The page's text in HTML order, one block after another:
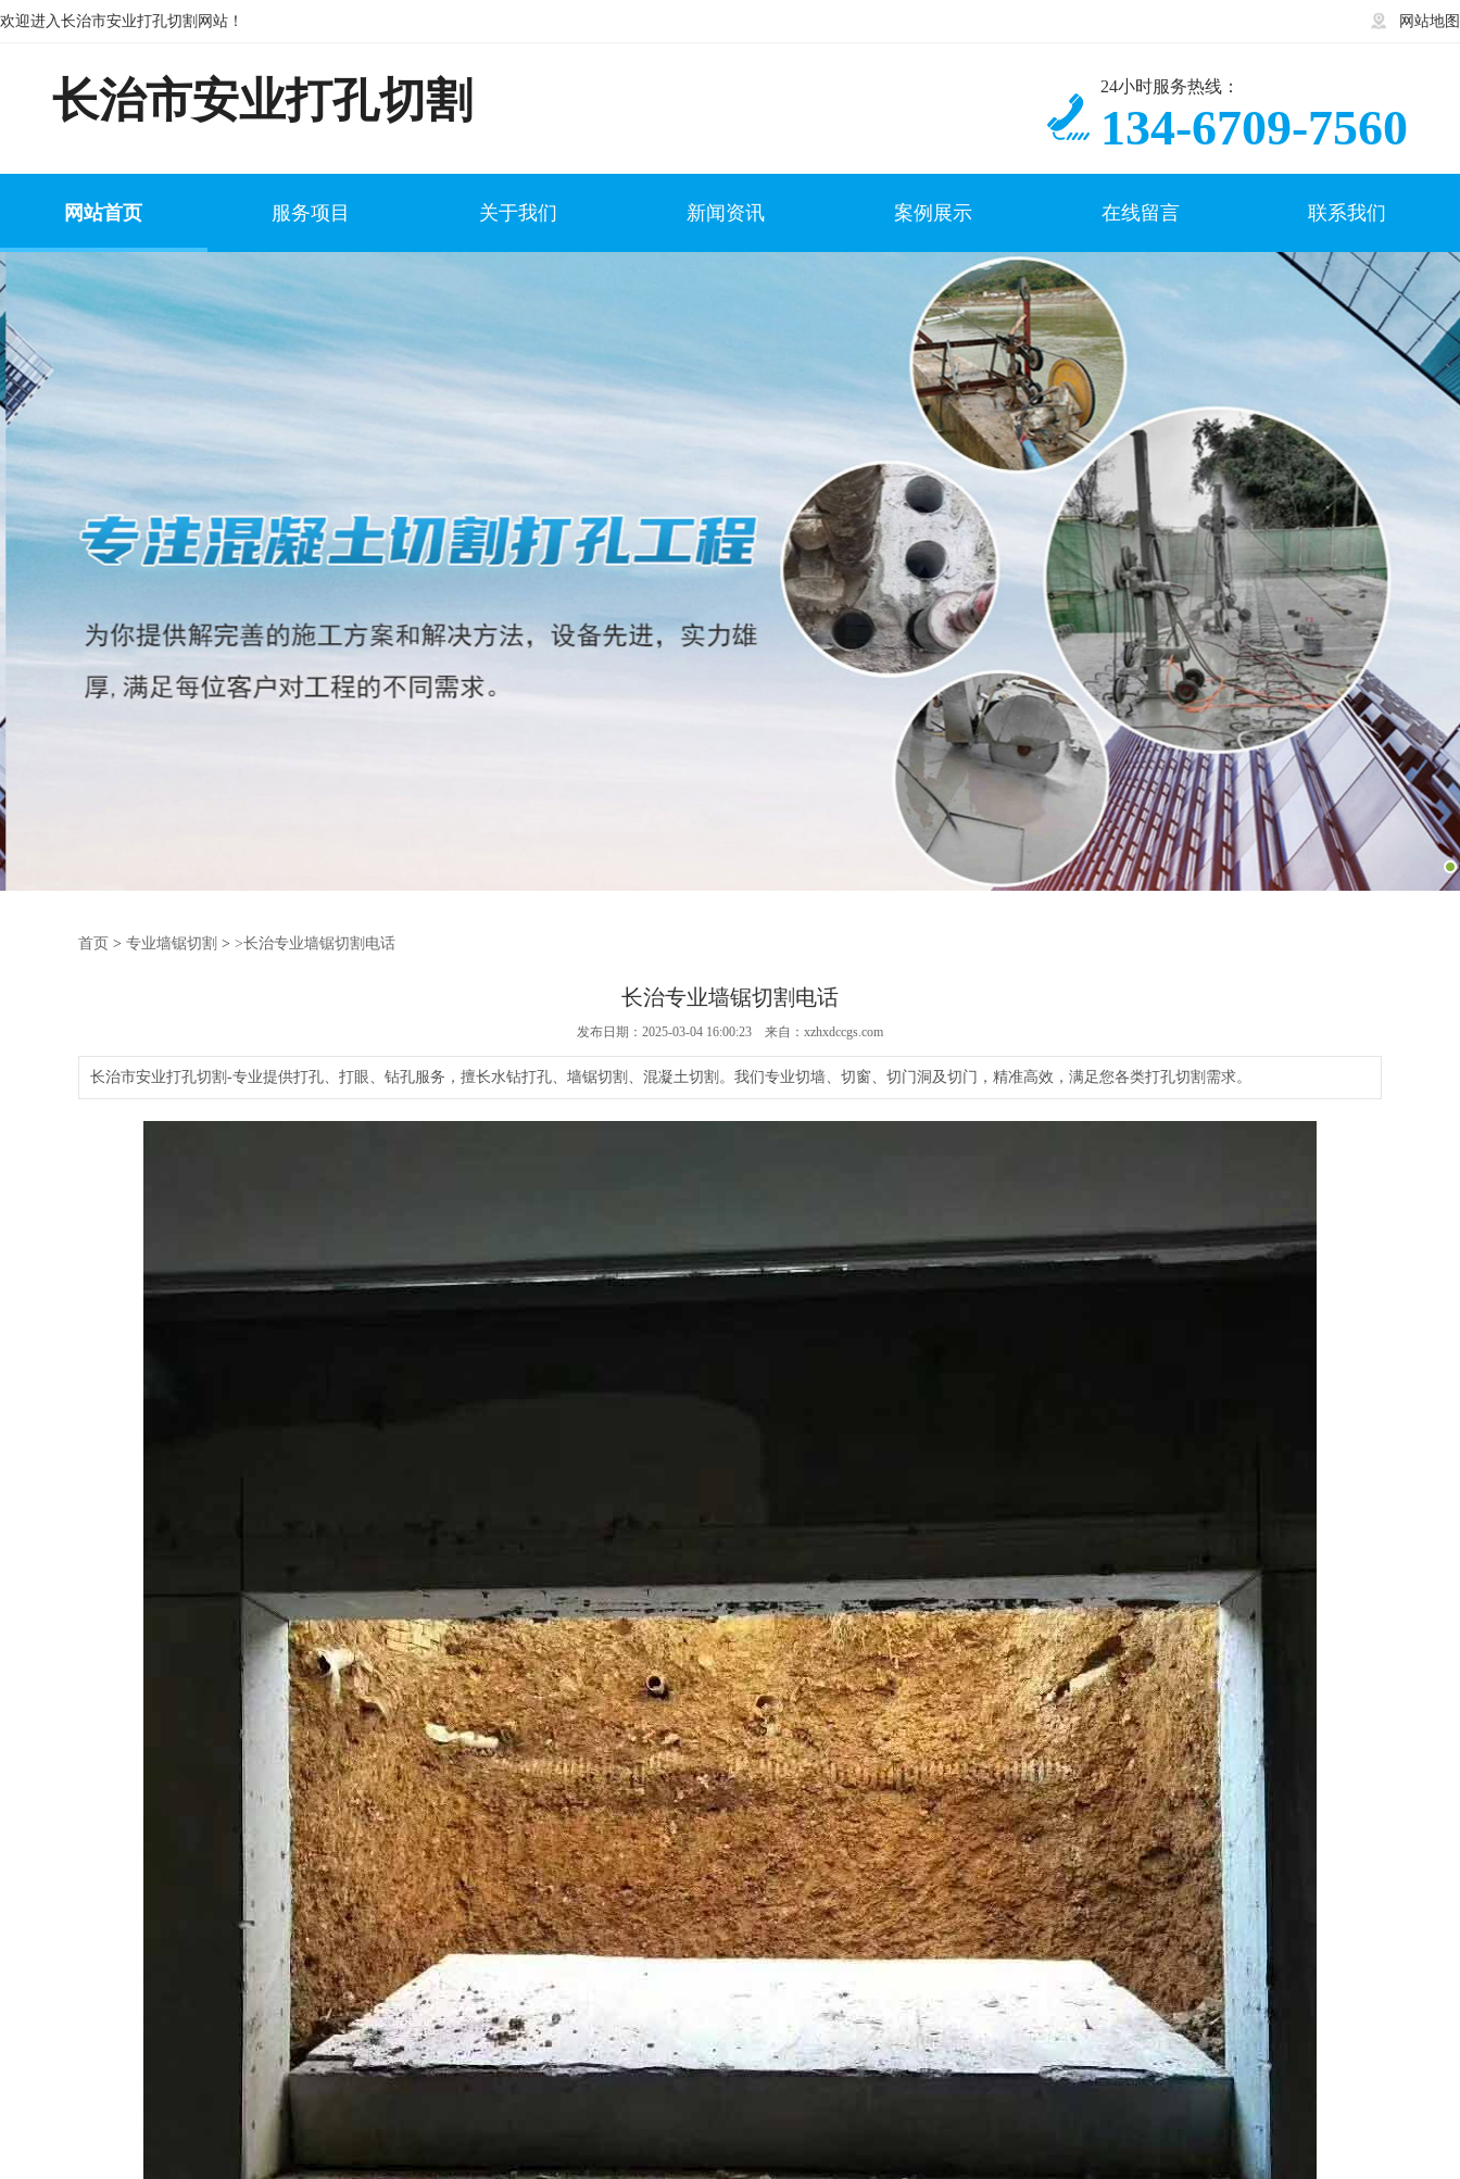
欢迎进入长治市安业打孔切割网站！ 网站地图
长治市安业打孔切割 24小时服务热线：
134-6709-7560
网站首页 服务项目 关于我们 新闻资讯 案例展示 在线留言 联系我们
首页 > 专业墙锯切割 > >长治专业墙锯切割电话
长治专业墙锯切割电话
发布日期：2025-03-04 16:00:23 来自：xzhxdccgs.com
长治市安业打孔切割-专业提供打孔、打眼、钻孔服务，擅长水钻打孔、墙锯切割、混凝土切割。我们专业切墙、切窗、切门洞及切门，精准高效，满足您各类打孔切割需求。